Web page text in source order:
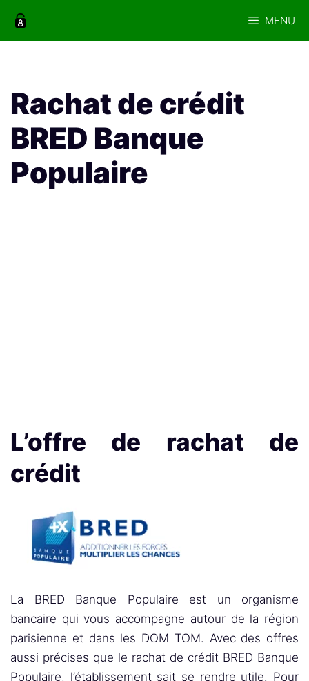
MENU
Rachat de crédit
BRED Banque
Populaire
L’offre de rachat de
crédit
La BRED Banque Populaire est un organisme
bancaire qui vous accompagne autour de la région
parisienne et dans les DOM TOM. Avec des offres
aussi précises que le rachat de crédit BRED Banque
Populaire, l’établissement sait se rendre utile. Pour